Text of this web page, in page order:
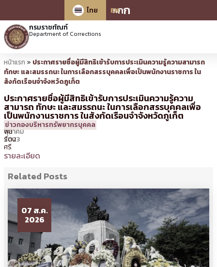
กกก
ไทย
EN
กรมราชทัณฑ์
Department of Corrections
หน้าแรก » ประกาศรายชื่อผู้มีสิทธิเข้ารับการประเมินความรู้ความสามารถ
ทักษะ และสมรรถนะ ในการเลือกสรรบุคคลเพื่อเป็นพนักงานราชการ ใน
สังกัดเรือนจำจังหวัดภูเก็ต
ประกาศรายชื่อผู้มีสิทธิเข้ารับการประเมินความรู้ความ
สามารถ ทักษะ และสมรรถนะ ในการเลือกสรรบุคคลเพื่อ
เป็นพนักงานราชการ ในสังกัดเรือนจำจังหวัดภูเก็ต
10
ตุลาคม
2023
12:19 น.
โดย
ศิร
พิม
รัตน
ศรี
ข่าวกองบริหารทรัพยากรบุคคล
รายละเอียด
Related Posts
07 ส.ค.
2026